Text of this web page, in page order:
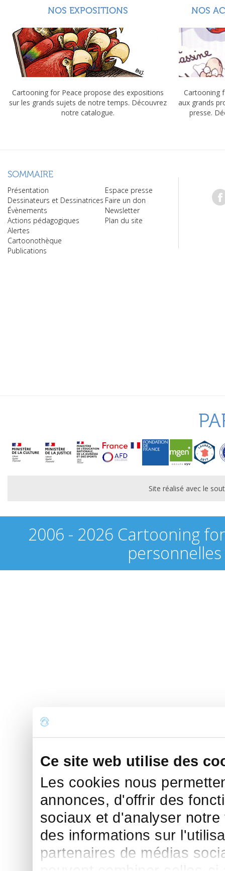
Ce site web utilise des
Les cookies nous
annonces, d'offrir des
sociaux et d'analyser
des informations sur
partenaires de médias
NOS EXPOSITIONS
Cartooning for Peace propose des expositions
sur les grands sujets de notre temps. Découvrez
notre catalogue.
NOS
Cartooning
aux grands
presse.
SOMMAIRE
Présentation
Dessinateurs et Dessinatrices
Évènements
Actions pédagogiques
Alertes
Cartoonothèque
Publications
Espace presse
Faire un don
Newsletter
Plan du site
Site réalisé avec le
2006 - 2026 Cartooning
personnelles